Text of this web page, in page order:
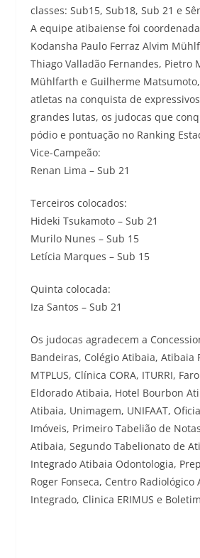
classes: Sub15, Sub18, Sub 21 e
A equipe atibaiense foi
Kodansha Paulo Ferraz Alvim
Thiago Valladão Fernandes, Pietro
Mühlfarth e Guilherme
atletas na conquista de
grandes lutas, os judocas que
pódio e pontuação no Ranking
Vice-Campeão:
Renan Lima – Sub 21
Terceiros colocados:
Hideki Tsukamoto – Sub 21
Murilo Nunes – Sub 15
Letícia Marques – Sub 15
Quinta colocada:
Iza Santos – Sub 21
Os judocas agradecem a
Bandeiras, Colégio Atibaia, Atibaia
MTPLUS, Clínica CORA, ITURRI,
Eldorado Atibaia, Hotel Bourbon
Atibaia, Unimagem, UNIFAAT,
Imóveis, Primeiro Tabelião de
Atibaia, Segundo Tabelionato de
Integrado Atibaia Odontologia,
Roger Fonseca, Centro Radiológico
Integrado, Clinica ERIMUS e